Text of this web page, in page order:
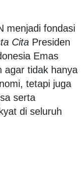
menjadi fondasi
Cita Presiden
Emas
agar tidak hanya
tetapi juga
serta
di seluruh